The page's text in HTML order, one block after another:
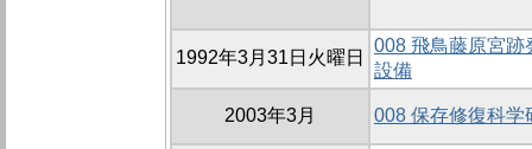
1992年3月31日火曜日
008 飛鳥藤原宮跡
設備
2003年3月 008 保存修復科学